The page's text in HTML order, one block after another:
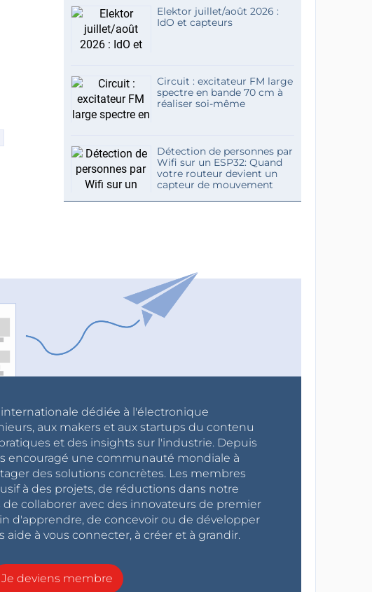
Elektor juillet/août 2026 :
IdO et capteurs
Circuit : excitateur FM large
spectre en bande 70 cm à
réaliser soi-même
Détection de personnes par
Wifi sur un ESP32: Quand
votre routeur devient un
capteur de mouvement
dédiée à l'électronique
aux makers et aux startups du contenu
et des insights sur l'industrie. Depuis
encouragé une communauté mondiale à
des solutions concrètes. Les membres
à des projets, de réductions dans notre
collaborer avec des innovateurs de premier
d'apprendre, de concevoir ou de développer
aide à vous connecter, à créer et à grandir.
Je deviens membre